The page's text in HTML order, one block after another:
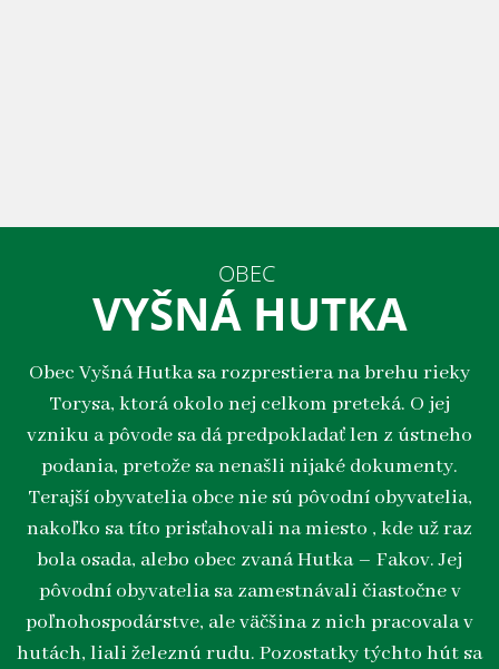
OBEC
VYŠNÁ HUTKA
Obec Vyšná Hutka sa rozprestiera na brehu rieky
Torysa, ktorá okolo nej celkom preteká. O jej
vzniku a pôvode sa dá predpokladať len z ústneho
podania, pretože sa nenašli nijaké dokumenty.
Terajší obyvatelia obce nie sú pôvodní obyvatelia,
nakoľko sa títo prisťahovali na miesto , kde už raz
bola osada, alebo obec zvaná Hutka – Fakov. Jej
pôvodní obyvatelia sa zamestnávali čiastočne v
poľnohospodárstve, ale väčšina z nich pracovala v
hutách, liali železnú rudu. Pozostatky týchto hút sa